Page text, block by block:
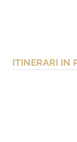
ITINERARI IN